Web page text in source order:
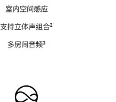
室内空间感应
支持立体声组合脚
²
多房间音频脚
³